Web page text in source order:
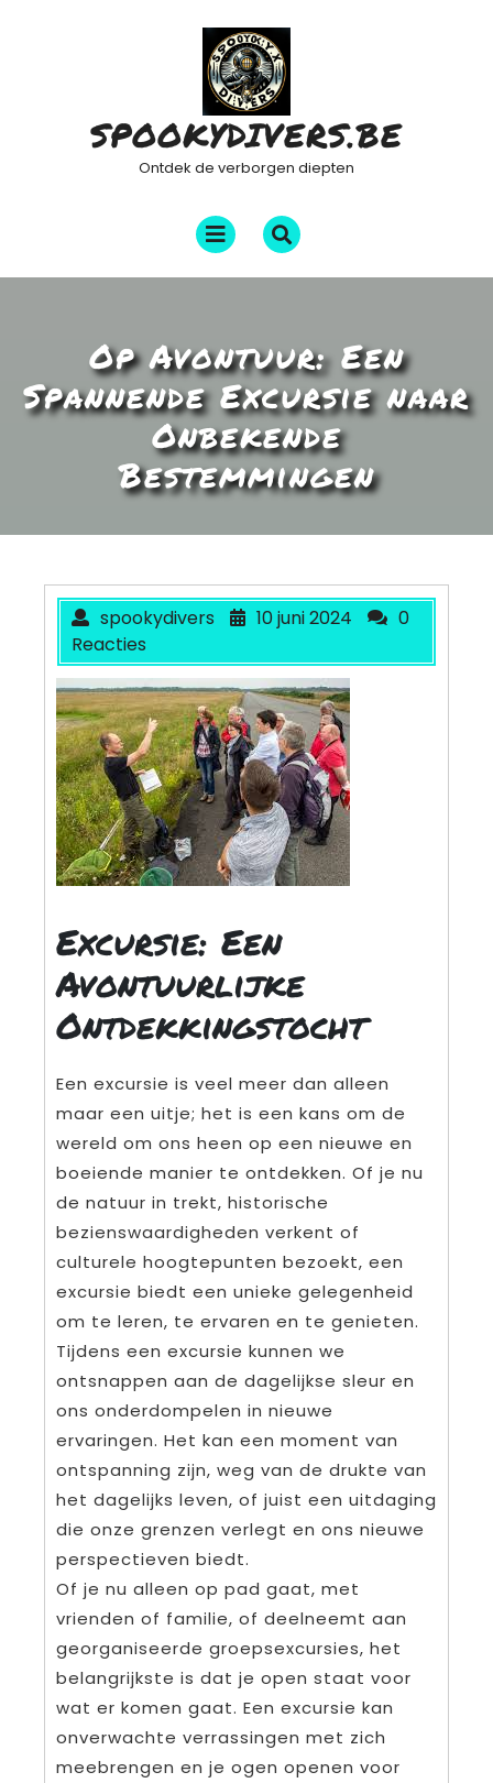
SPOOKYDIVERS.BE
Ontdek de verborgen diepten
Menu
openen
Op Avontuur: Een
Spannende Excursie naar
Onbekende
Bestemmingen
spookydivers 10 juni 2024
0
Reacties
Excursie: Een
Avontuurlijke
Ontdekkingstocht
Een excursie is veel meer dan alleen
maar een uitje; het is een kans om de
wereld om ons heen op een nieuwe en
boeiende manier te ontdekken. Of je nu
de natuur in trekt, historische
bezienswaardigheden verkent of
culturele hoogtepunten bezoekt, een
excursie biedt een unieke gelegenheid
om te leren, te ervaren en te genieten.
Tijdens een excursie kunnen we
ontsnappen aan de dagelijkse sleur en
ons onderdompelen in nieuwe
ervaringen. Het kan een moment van
ontspanning zijn, weg van de drukte van
het dagelijks leven, of juist een uitdaging
die onze grenzen verlegt en ons nieuwe
perspectieven biedt.
Of je nu alleen op pad gaat, met
vrienden of familie, of deelneemt aan
georganiseerde groepsexcursies, het
belangrijkste is dat je open staat voor
wat er komen gaat. Een excursie kan
onverwachte verrassingen met zich
meebrengen en je ogen openen voor